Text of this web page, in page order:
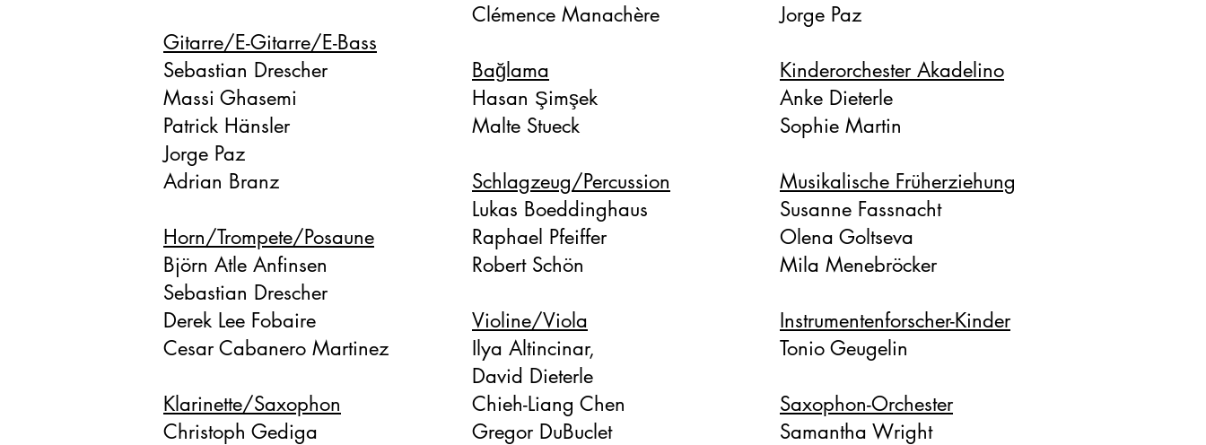
Gitarre/E-Gitarre/E-Bass
Sebastian Drescher
Massi Ghasemi
Patrick Hänsler
Jorge Paz
Adrian Branz
Horn/Trompete/Posaune
Björn Atle Anfinsen
Sebastian Drescher
Derek Lee Fobaire
Cesar Cabanero Martinez
Klarinette/Saxophon
Christoph Gediga
Clémence Manachère
Bağlama
Hasan Şimşek
Malte Stueck
Schlagzeug/Percussion
Lukas Boeddinghaus
Raphael Pfeiffer
​Robert Schön
Violine/Viola
Ilya Altincinar,
David Dieterle
Chieh-Liang Chen
​Gregor DuBuclet
Jorge Paz
Kinderorchester Akadelino
Anke Dieterle
​Sophie Martin
Musikalische Früherziehung
​Susanne Fassnacht
Olena Goltseva
Mila Menebröcker
Instrumentenforscher-Kinder
Tonio Geugelin
Saxophon-Orchester
Samantha Wright